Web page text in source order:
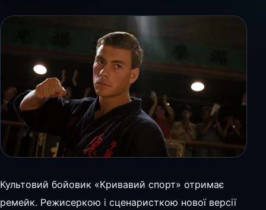
Культовий бойовик «Кривавий спорт» отримає
ремейк. Режисеркою і сценаристкою нової версії